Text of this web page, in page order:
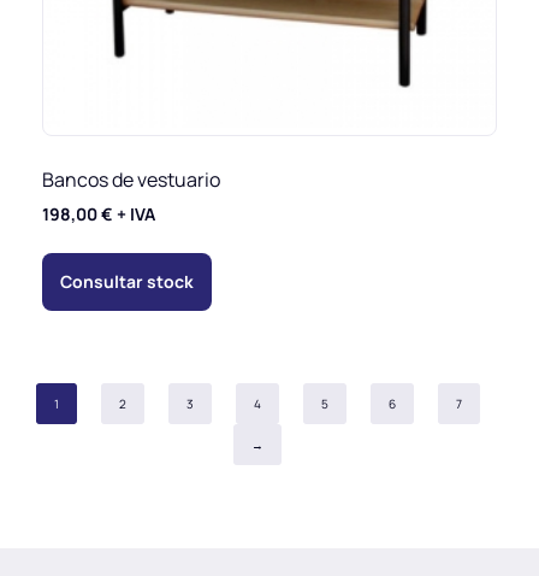
Bancos de vestuario
198,00€ + IVA
Consultar stock
1 2 3 4 5 6 7
→